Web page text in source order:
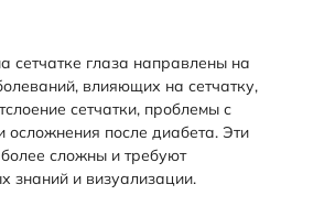
сетчатке глаза направлены на
влияющих на сетчатку,
сетчатки, проблемы с
осложнения после диабета. Эти
сложны и требуют
знаний и визуализации.